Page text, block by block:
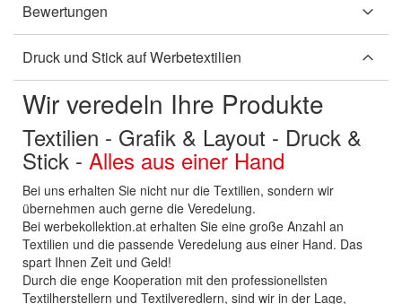
Bewertungen
Druck und Stick auf Werbetextilien
Wir veredeln Ihre Produkte
Textilien - Grafik & Layout - Druck &
Stick - Alles aus einer Hand
Bei uns erhalten Sie nicht nur die Textilien, sondern wir
übernehmen auch gerne die Veredelung.
Bei werbekollektion.at erhalten Sie eine große Anzahl an
Textilien und die passende Veredelung aus einer Hand. Das
spart Ihnen Zeit und Geld!
Durch die enge Kooperation mit den professionellsten
Textilherstellern und Textilveredlern, sind wir in der Lage,